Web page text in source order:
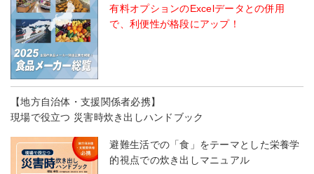
有料オプションのExcelデータとの併用
で、利便性が格段にアップ！
【地方自治体・支援関係者必携】
現場で役立つ 災害時炊き出しハンドブック
避難生活での「食」をテーマとした栄養学
的視点での炊き出しマニュアル